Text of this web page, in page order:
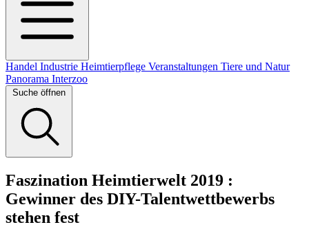
Handel Industrie Heimtierpflege Veranstaltungen Tiere und Natur
Panorama Interzoo
Suche öffnen
Faszination Heimtierwelt 2019 :
Gewinner des DIY-Talentwettbewerbs
stehen fest